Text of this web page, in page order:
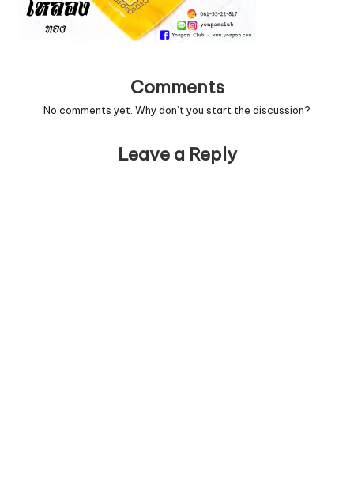
Comments
No comments yet. Why don’t you start the discussion?
Leave a Reply